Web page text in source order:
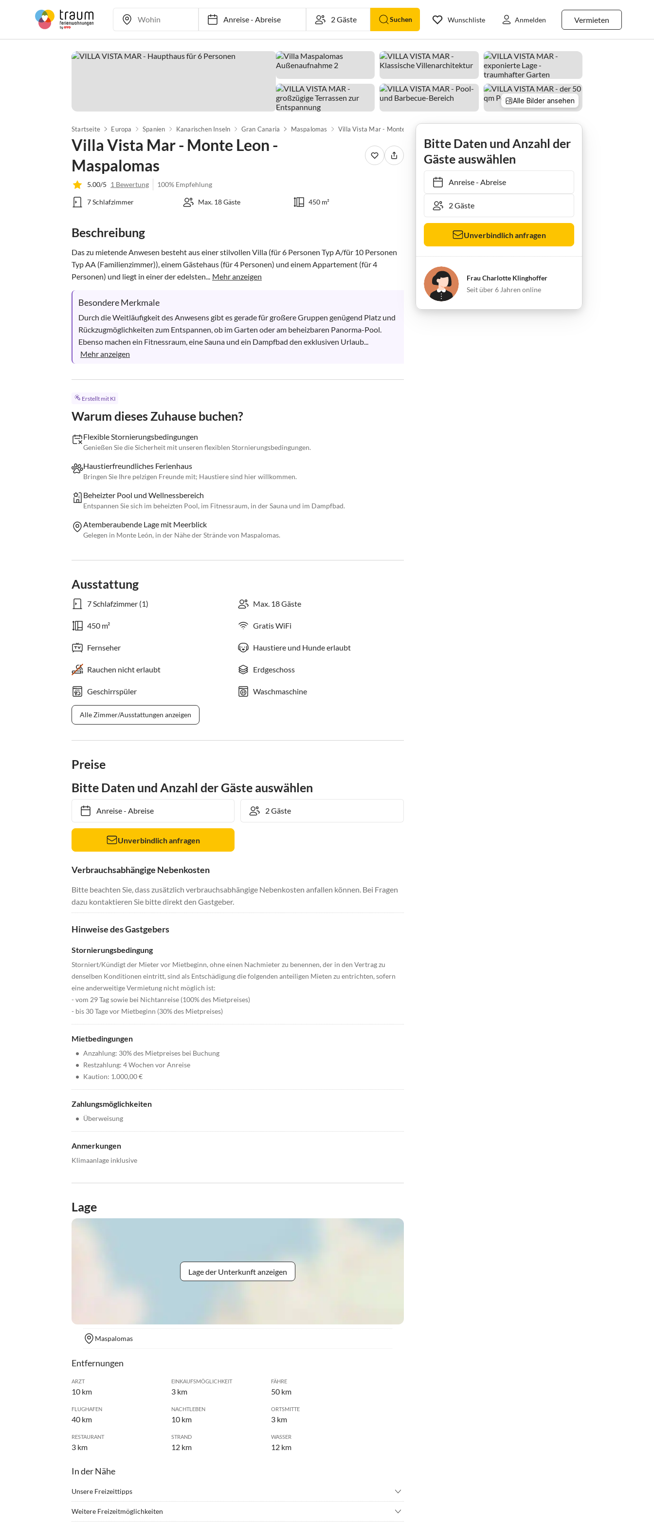
Anreise-Abreise Suchen Vermieten
Wunschliste Anmelden
Alle Bilder ansehen
Startseite Europa Spanien Kanarischen Inseln Gran Canaria Maspalomas
Villa Vista Mar - Monte Leon -
Maspalomas
5.00/5 1 Bewertung 100% Empfehlung
7 Schlafzimmer Max. 18 Gäste 450 m²
Beschreibung
Das zu mietende Anwesen besteht aus einer stilvollen Villa (für 6 Personen Typ A/für 10 Personen
Typ AA (Familienzimmer)), einem Gästehaus (für 4 Personen) und einem Appartement (für 4
Personen) und liegt in einer der edelsten... Mehr anzeigen
Besondere Merkmale
Durch die Weitläufigkeit des Anwesens gibt es gerade für großere Gruppen genügend Platz und
Rückzugmöglichkeiten zum Entspannen, ob im Garten oder am beheizbaren Panorma-Pool.
Ebenso machen ein Fitnessraum, eine Sauna und ein Dampfbad den exklusiven Urlaub...
Mehr anzeigen
Erstellt mit KI
Warum dieses Zuhause buchen?
Flexible Stornierungsbedingungen
Genießen Sie die Sicherheit mit unseren flexiblen Stornierungsbedingungen.
Haustierfreundliches Ferienhaus
Bringen Sie Ihre pelzigen Freunde mit; Haustiere sind hier willkommen.
Beheizter Pool und Wellnessbereich
Entspannen Sie sich im beheizten Pool, im Fitnessraum, in der Sauna und im Dampfbad.
Atemberaubende Lage mit Meerblick
Gelegen in Monte León, in der Nähe der Strände von Maspalomas.
Ausstattung
7 Schlafzimmer (1) Max. 18 Gäste
450 m² Gratis WiFi
Fernseher Haustiere und Hunde erlaubt
Rauchen nicht erlaubt Erdgeschoss
Geschirrspüler Waschmaschine
Alle Zimmer/Ausstattungen anzeigen
Preise
Bitte Daten und Anzahl der Gäste auswählen
Anreise- Abreise
Unverbindlich anfragen
Verbrauchsabhängige Nebenkosten
Bitte beachten Sie, dass zusätzlich verbrauchsabhängige Nebenkosten anfallen können. Bei Fragen
dazu kontaktieren Sie bitte direkt den Gastgeber.
Hinweise des Gastgebers
Stornierungsbedingung
Storniert/Kündigt der Mieter vor Mietbeginn, ohne einen Nachmieter zu benennen, der in den Vertrag zu
denselben Konditionen eintritt, sind als Entschädigung die folgenden anteiligen Mieten zu entrichten, sofern
eine anderweitige Vermietung nicht möglich ist:
- vom 29 Tag sowie bei Nichtanreise (100% des Mietpreises)
- bis 30 Tage vor Mietbeginn (30% des Mietpreises)
Mietbedingungen
• Anzahlung: 30% des Mietpreises bei Buchung
• Restzahlung: 4 Wochen vor Anreise
• Kaution: 1.000,00 €
Zahlungsmöglichkeiten
• Überweisung
Anmerkungen
Klimaanlage inklusive
Lage
Lage der Unterkunft anzeigen
Maspalomas
Entfernungen
ARZT
10 km
EINKAUFSMÖGLICHKEIT
3 km
FÄHRE
50 km
FLUGHAFEN
40 km
NACHTLEBEN
10 km
ORTSMITTE
3 km
RESTAURANT
3 km
STRAND
12 km
WASSER
12 km
In der Nähe
Unsere Freizeittipps
Weitere Freizeitmöglichkeiten
Bitte Daten und Anzahl der
Gäste auswählen
Anreise- Abreise
Unverbindlich anfragen
Frau Charlotte Klinghoffer
Seit über 6 Jahren online